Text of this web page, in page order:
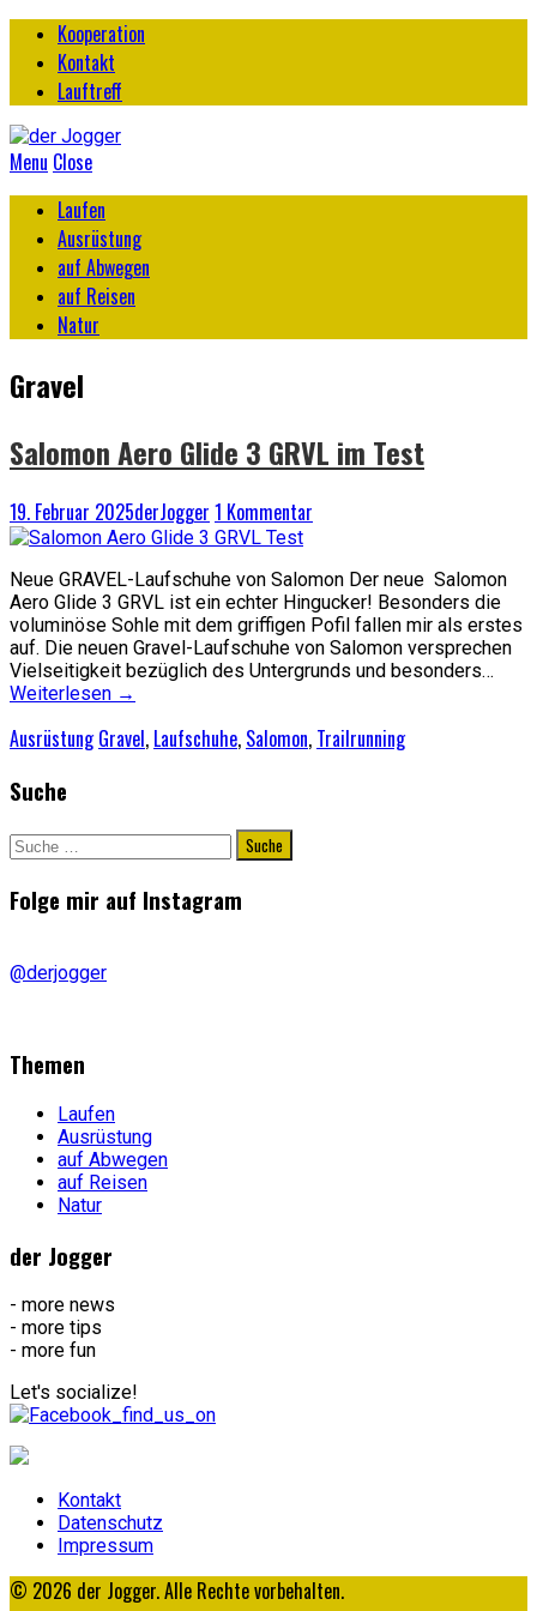
Kooperation
Kontakt
Lauftreff
Menu Close
Laufen
Ausrüstung
auf Abwegen
auf Reisen
Natur
Gravel
Salomon Aero Glide 3 GRVL im Test
19. Februar 2025derJogger 1 Kommentar
Neue GRAVEL-Laufschuhe von Salomon Der neue Salomon
Aero Glide 3 GRVL ist ein echter Hingucker! Besonders die
voluminöse Sohle mit dem griffigen Pofil fallen mir als erstes
auf. Die neuen Gravel-Laufschuhe von Salomon versprechen
Vielseitigkeit bezüglich des Untergrunds und besonders…
Weiterlesen →
Ausrüstung Gravel, Laufschuhe, Salomon, Trailrunning
Suche
Suche
nach:
Folge mir auf Instagram
@derjogger
Themen
Laufen
Ausrüstung
auf Abwegen
auf Reisen
Natur
der Jogger
- more news
- more tips
- more fun
Let's socialize!
Kontakt
Datenschutz
Impressum
© 2026 der Jogger. Alle Rechte vorbehalten.